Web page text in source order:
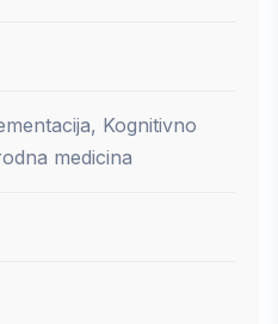
Kognitivno
medicina